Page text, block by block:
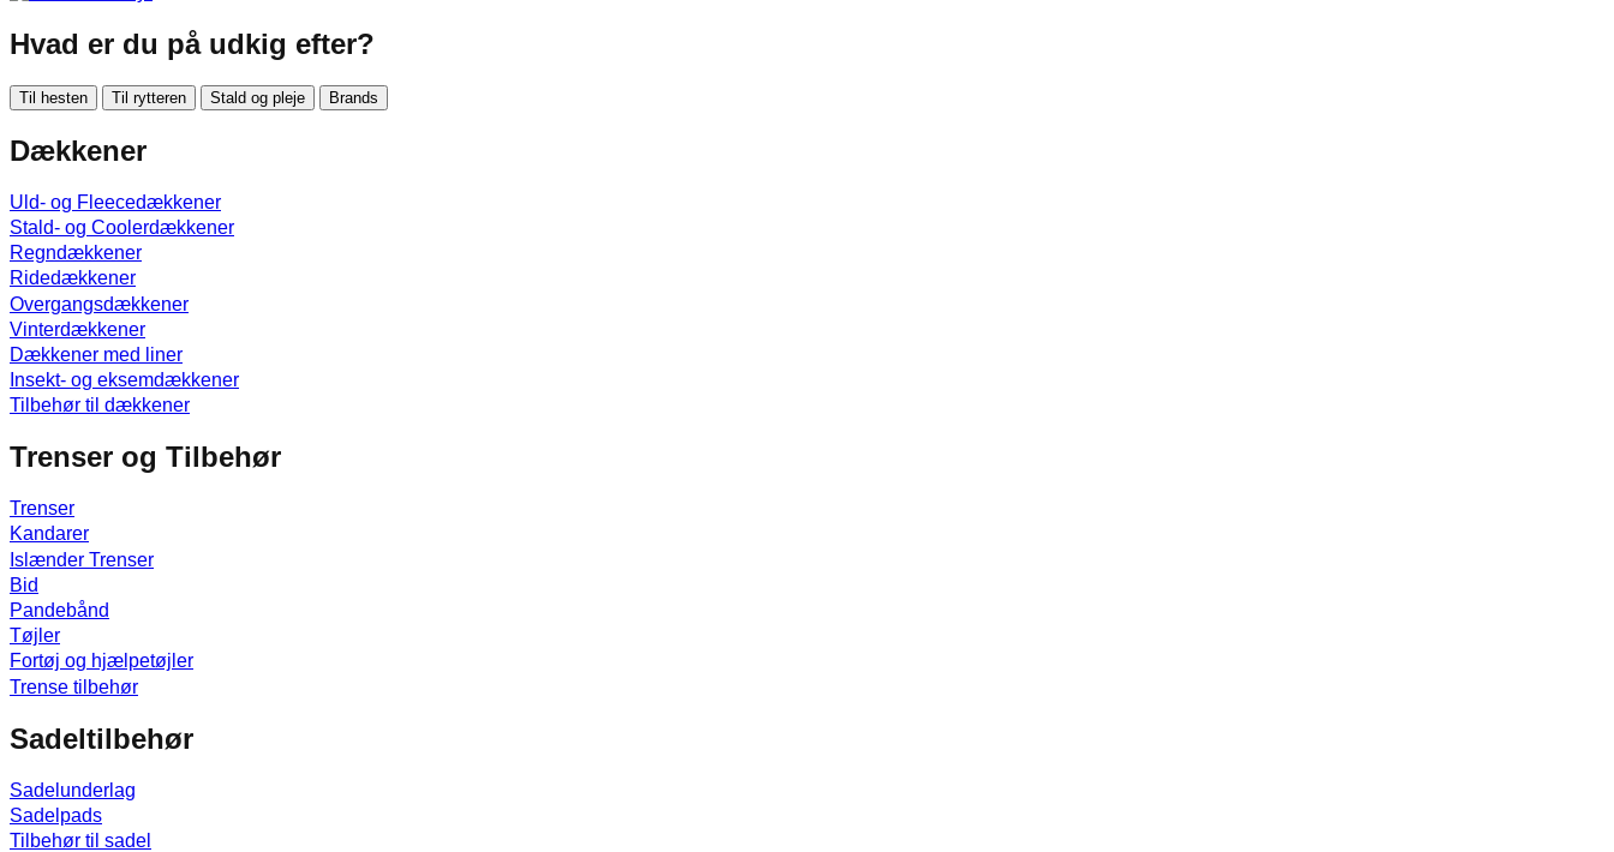
Hvad er du på udkig efter?
Til hesten Til rytteren Stald og pleje Brands
Dækkener
Uld- og Fleecedækkener
Stald- og Coolerdækkener
Regndækkener
Ridedækkener
Overgangsdækkener
Vinterdækkener
Dækkener med liner
Insekt- og eksemdækkener
Tilbehør til dækkener
Trenser og Tilbehør
Trenser
Kandarer
Islænder Trenser
Bid
Pandebånd
Tøjler
Fortøj og hjælpetøjler
Trense tilbehør
Sadeltilbehør
Sadelunderlag
Sadelpads
Tilbehør til sadel